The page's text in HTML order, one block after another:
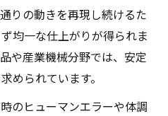
りの動きを再現し続けるた
均一な仕上がりが得られま
や産業機械分野では、安定
められています。
のヒューマンエラーや体調